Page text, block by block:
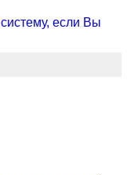
если Вы